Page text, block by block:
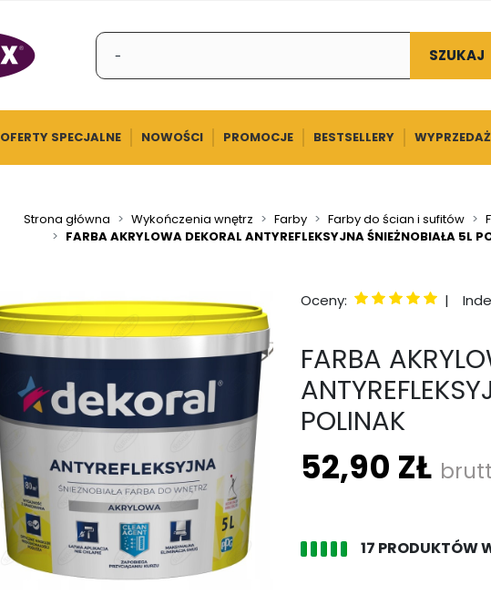
SZUKAJ
OFERTY SPECJALNE NOWOŚCI PROMOCJE BESTSELLERY WYPRZEDAŻ
Strona główna Wykończenia wnętrz Farby Farby do ścian i sufitów
FARBA AKRYLOWA DEKORAL ANTYREFLEKSYJNA ŚNIEŻNOBIAŁA 5L
Oceny: |
FARBA
POLINAK
52,90 ZŁ
17 PRODUKTÓW